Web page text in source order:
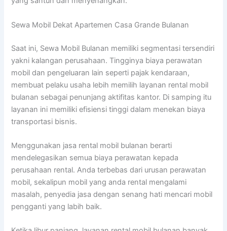
Sewa Mobil Dekat Apartemen Casa Grande Bulanan
Saat ini, Sewa Mobil Bulanan memiliki segmentasi tersendiri
yakni kalangan perusahaan. Tingginya biaya perawatan
mobil dan pengeluaran lain seperti pajak kendaraan,
membuat pelaku usaha lebih memilih layanan rental mobil
bulanan sebagai penunjang aktifitas kantor. Di samping itu
layanan ini memiliki efisiensi tinggi dalam menekan biaya
transportasi bisnis.
Menggunakan jasa rental mobil bulanan berarti
mendelegasikan semua biaya perawatan kepada
perusahaan rental. Anda terbebas dari urusan perawatan
mobil, sekalipun mobil yang anda rental mengalami
masalah, penyedia jasa dengan senang hati mencari mobil
pengganti yang labih baik.